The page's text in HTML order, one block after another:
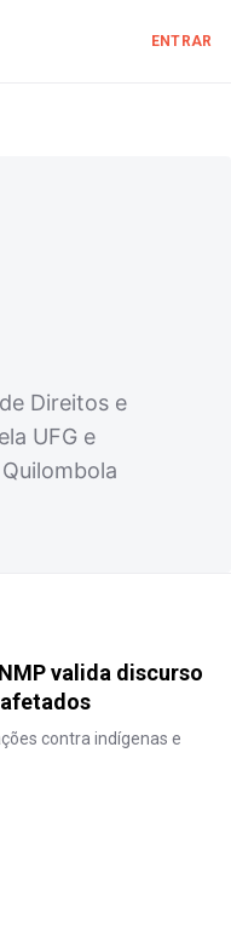
ENTRAR
Direitos e
UFG e
valida discurso
contra indígenas e